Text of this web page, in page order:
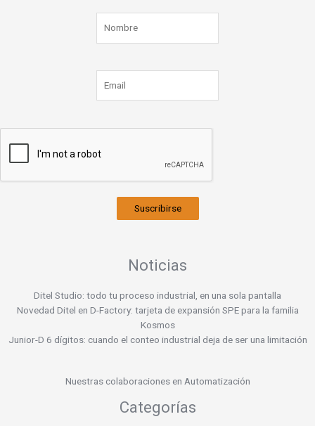
Suscribirse
Noticias
Ditel Studio: todo tu proceso industrial, en una sola pantalla
Novedad Ditel en D-Factory: tarjeta de expansión SPE para la familia
Kosmos
Junior-D 6 dígitos: cuando el conteo industrial deja de ser una limitación
Nuestras colaboraciones en Automatización
Categorías